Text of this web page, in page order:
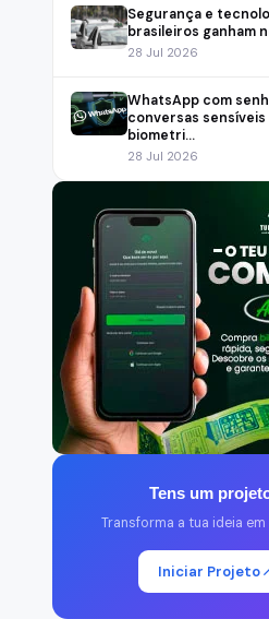
Segurança e
brasileiros ganham
28 Jul 2026
WhatsApp com
conversas sensíveis
biometri...
28 Jul 2026
Tens um
Transforma a tua ideia
Iniciar Projeto